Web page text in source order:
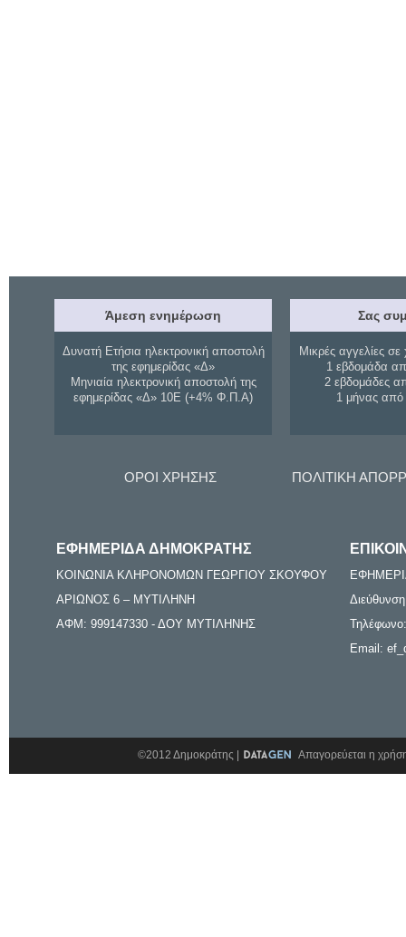
Άμεση ενημέρωση
Δυνατή Ετήσια ηλεκτρονική αποστολή
της εφημερίδας «Δ»
Μηνιαία ηλεκτρονική αποστολή της
εφημερίδας «Δ» 10Ε (+4% Φ.Π.Α)
Σας
Μικρές αγγελίες σε
1 εβδομάδα
2 εβδομάδες
1 μήνας
ΟΡΟΙ ΧΡΗΣΗΣ ΠΟΛΙΤΙΚΗ
ΕΦΗΜΕΡΙΔΑ ΔΗΜΟΚΡΑΤΗΣ
ΚΟΙΝΩΝΙΑ ΚΛΗΡΟΝΟΜΩΝ ΓΕΩΡΓΙΟΥ ΣΚΟΥΦΟΥ
ΑΡΙΩΝΟΣ 6 – ΜΥΤΙΛΗΝΗ
ΑΦΜ: 999147330 - ΔΟΥ ΜΥΤΙΛΗΝΗΣ
Email:
©2012 Δημοκράτης | Απαγορεύεται η